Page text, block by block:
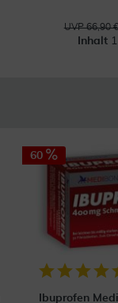
UVP 66,90 €
Inhalt
60
Ibuprofen